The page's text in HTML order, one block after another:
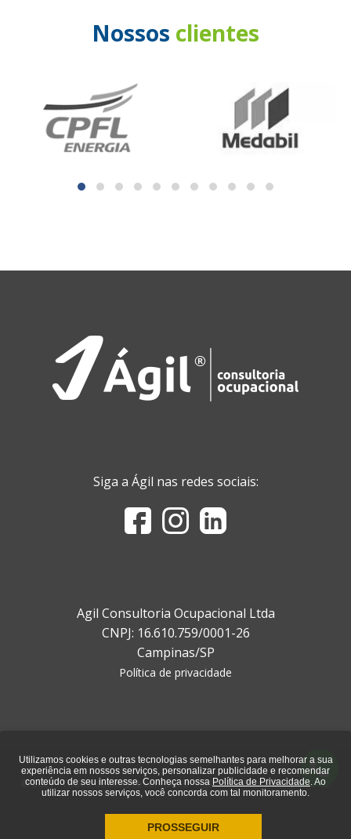
Nossos clientes
Siga a Ágil nas redes sociais:
Agil Consultoria Ocupacional Ltda
CNPJ: 16.610.759/0001-26
Campinas/SP
Política de privacidade
© 2021 - Todos direitos reservados - Ágil Consultoria Ocupacional
Utilizamos cookies e outras tecnologias semelhantes para melhorar a sua
experiência em nossos serviços, personalizar publicidade e recomendar
conteúdo de seu interesse. Conheça nossa Política de Privacidade. Ao
utilizar nossos serviços, você concorda com tal monitoramento.
PROSSEGUIR